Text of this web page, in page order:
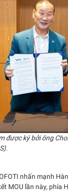
được ký bởi ông
nhấn mạnh
MOU lần này,